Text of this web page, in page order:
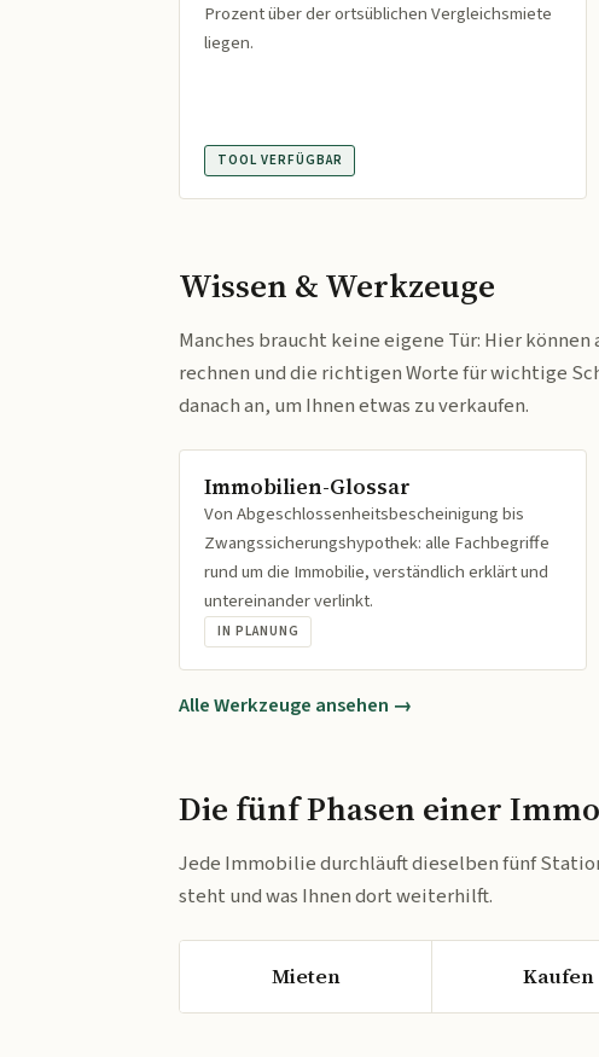
Prozent über der ortsüblichen Vergleichsmiete
liegen.
TOOL VERFÜGBAR
Wissen & Werkzeuge
Manches braucht keine eigene Tür: Hier
rechnen und die richtigen Worte für wichtige
danach an, um Ihnen etwas zu verkaufen.
Immobilien-Glossar
Von Abgeschlossenheitsbescheinigung bis
Zwangssicherungshypothek: alle Fachbegriffe
rund um die Immobilie, verständlich erklärt und
untereinander verlinkt.
IN PLANUNG
Alle Werkzeuge ansehen →
Die fünf Phasen einer
Jede Immobilie durchläuft dieselben fünf
steht und was Ihnen dort weiterhilft.
Mieten Kaufen